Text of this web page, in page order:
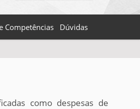
Competências Dúvidas
como despesas de